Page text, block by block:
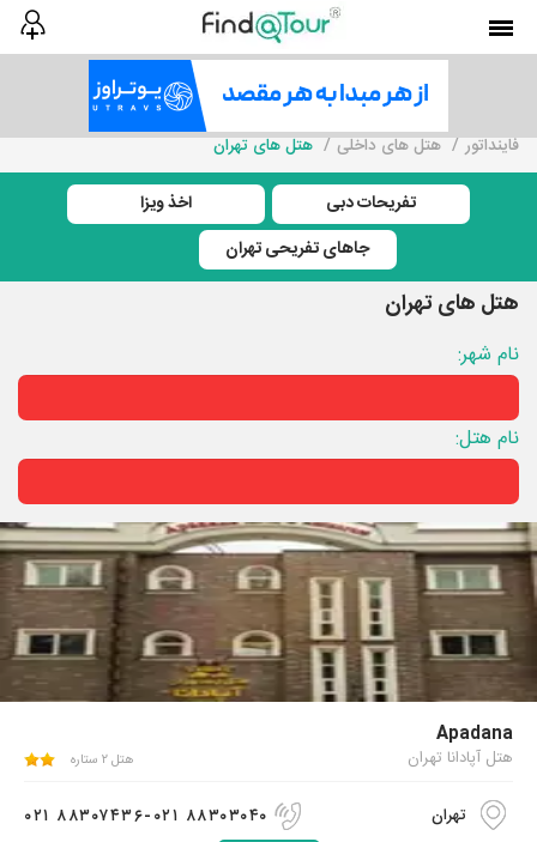
فاینداتور هتل های داخلی هتل های تهران
تفریحات دبی
اخذ ویزا
جاهای تفریحی تهران
هتل های تهران
نام شهر:
نام هتل:
Apadana
هتل آپادانا تهران هتل ۲ ستاره
تهران ۰۲۱ ۸۸۳۰۷۴۳۶-۰۲۱ ۸۸۳۰۳۰۴۰